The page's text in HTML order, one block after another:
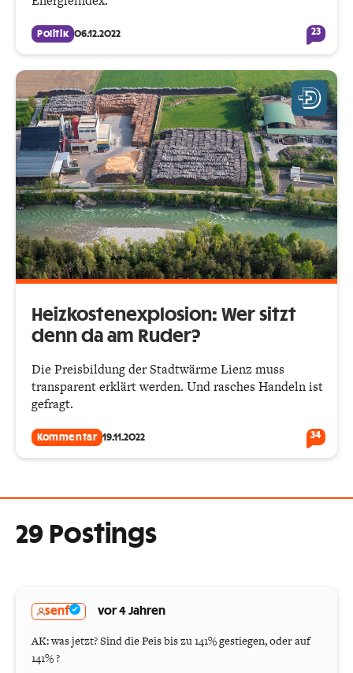
Politik 06.12.2022 23
Heizkostenexplosion: Wer sitzt
denn da am Ruder?
Die Preisbildung der Stadtwärme Lienz muss
transparent erklärt werden. Und rasches Handeln ist
gefragt.
Kommentar 19.11.2022 34
29 Postings
senf vor 4 Jahren
AK: was jetzt? Sind die Peis bis zu 141% gestiegen, oder auf
141% ?